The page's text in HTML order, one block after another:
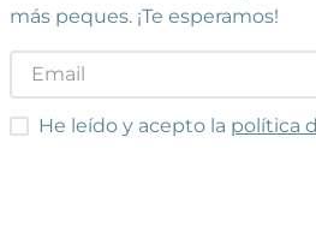
más peques. ¡Te esperamos!
He leído y acepto las
He leído y acepto la política